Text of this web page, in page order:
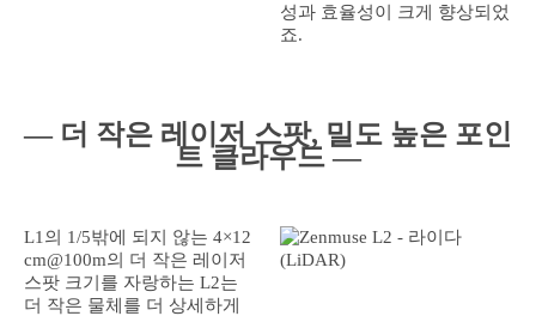
성과 효율성이 크게 향상되었
죠.
― 더 작은 레이저 스팟, 밀도 높은 포인
트 클라우드 ―
L1의 1/5밖에 되지 않는 4×12
cm@100m의 더 작은 레이저
스팟 크기를 자랑하는 L2는
더 작은 물체를 더 상세하게